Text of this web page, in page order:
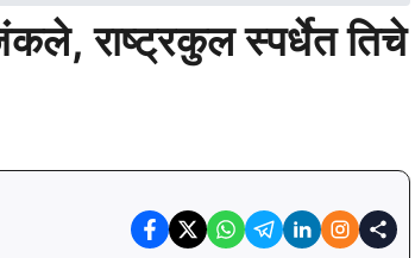
राष्ट्रकुल स्पर्धेत तिचे